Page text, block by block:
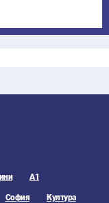
А1
София Култура